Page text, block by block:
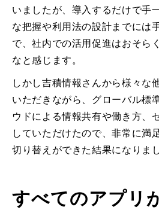
いましたが、導入するだけで手
な把握や利用法の設計までには
で、社内での活用促進はおそら
なと感じます。
しかし吉積情報さんから様々な
いただきながら、グローバル標
ウドによる情報共有や働き方、
していただけたので、非常に満
切り替えができた結果になりまし
すべてのアプリ